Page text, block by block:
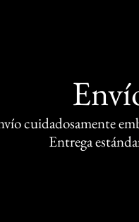
cuidadosamente
Entrega